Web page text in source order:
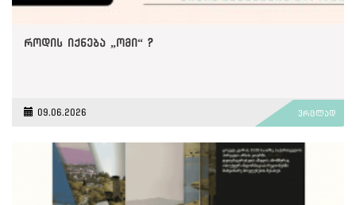
როდის იქნება „ომი“ ?
09.06.2026 ვრცლად